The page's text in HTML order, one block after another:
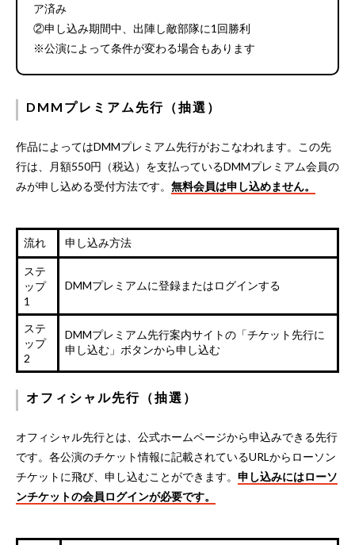
ア済み
②申し込み期間中、出陣し敵部隊に1回勝利
※公演によって条件が変わる場合もあります
DMMプレミアム先行（抽選）
作品によってはDMMプレミアム先行がおこなわれます。この先
行は、月額550円（税込）を支払っているDMMプレミアム会員の
みが申し込める受付方法です。 無料会員は申し込めません。
流れ 申し込み方法
ステ
ップ
1
DMMプレミアムに登録またはログインする
ステ
ップ
2
DMMプレミアム先行案内サイトの「チケット先行に
申し込む」ボタンから申し込む
オフィシャル先行（抽選）
オフィシャル先行とは、公式ホームページから申込みできる先行
です。各公演のチケット情報に記載されているURLからローソン
チケットに飛び、申し込むことができます。 申し込みにはローソ
ンチケットの会員ログインが必要です。